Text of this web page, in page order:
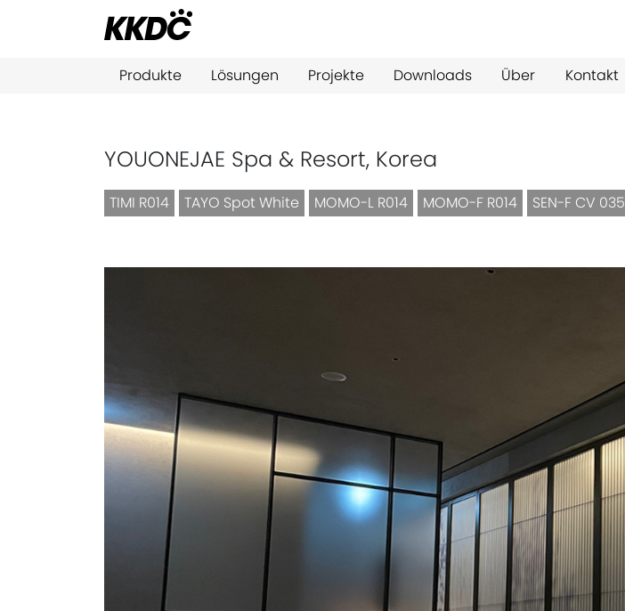
Produkte Lösungen Projekte Downloads Über Kontakt
YOUONEJAE Spa & Resort, Korea
TIMI R014 TAYO Spot White MOMO-L R014 MOMO-F R014 SEN-F CV 035